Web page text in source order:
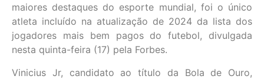
maiores destaques do esporte mundial, foi o único
atleta incluído na atualização de 2024 da lista dos
jogadores mais bem pagos do futebol, divulgada
nesta quinta-feira (17) pela Forbes.
Vinicius Jr, candidato ao título da Bola de Ouro,